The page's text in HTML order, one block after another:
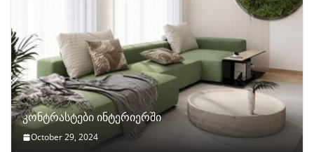
კონტრასტები ინტერიერში
October 29, 2024